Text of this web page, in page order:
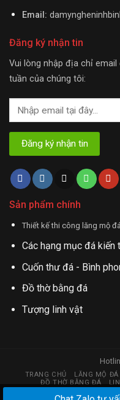
Email:
Đăng ký nhận tin
Vui lòng nhập địa chỉ
tuần của chúng tôi:
Sản phẩm chính
Thiết kế thi công lăng mộ đá
Các hạng mục đá kiến
Cuốn thư đá - Bình
Đồ thờ bằng đá
Tượng linh vật
TRANG CHỦ LĂNG MỘ ĐÁ
ĐỒ THỜ BẰNG ĐÁ